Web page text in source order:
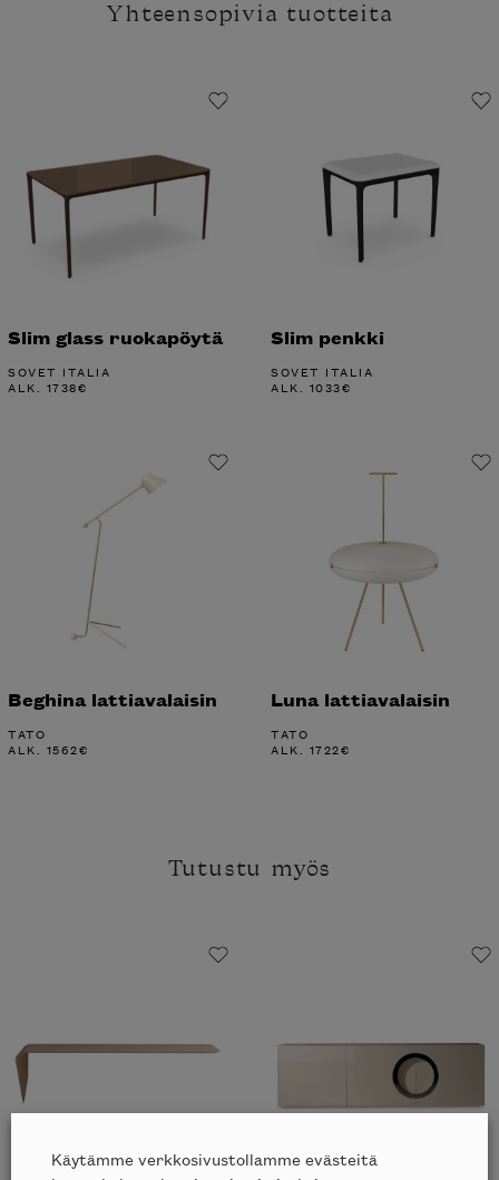
Yhteensopivia tuotteita
Slim glass ruokapöytä
SOVET ITALIA
ALK. 1738€
Slim penkki
SOVET ITALIA
ALK. 1033€
Beghina lattiavalaisin
TATO
ALK. 1562€
Luna lattiavalaisin
TATO
ALK. 1722€
Tutustu myös
Käytämme verkkosivustollamme evästeitä